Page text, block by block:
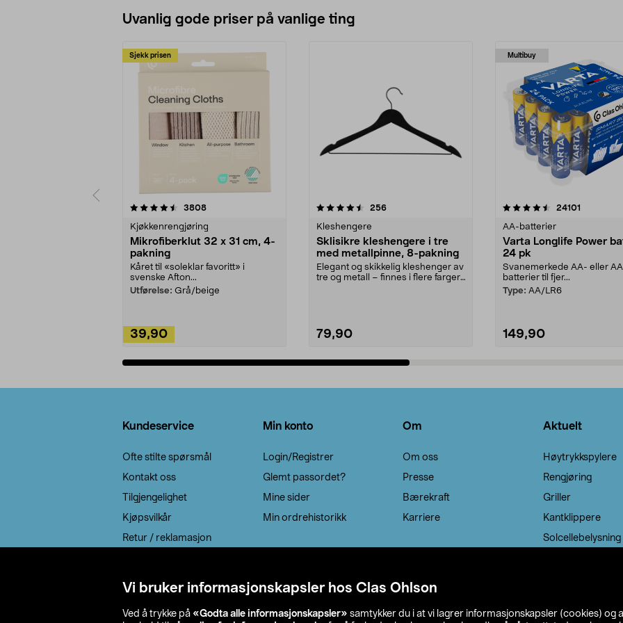
Vi bruker informasjonskapsler hos Clas Ohlson
Ved å trykke på «Godta alle informasjonskapsler» samtykker du i at vi lagrer informasjonskapsler (cookies) og
Uvanlig gode priser på vanlige ting
Sjekk prisen
3808anmeldelser
Kjøkkenrengjøring
Mikrofiberklut 32 x 31 cm, 4-
pakning
Kåret til «soleklar favoritt» i
svenske Afton...
Utførelse: Grå/beige
39,90
4.5av 5 stjerner 256anmeldelser
Kleshengere
Sklisikre kleshengere i tre
med metallpinne, 8-pakning
Elegant og skikkelig kleshenger av
tre og metall – finnes i flere farger.
79,90
Multibuy
4.5av 5 stjerner 24101
AA-batterier
Varta Longlife Power
24 pk
Svanemerkede AA- eller
batterier til fjer...
Type: AA/LR6
149,90
4.5av 5 stjerner
Kundeservice
Ofte stilte spørsmål
Kontakt oss
Tilgjengelighet
Kjøpsvilkår
Retur / reklamasjon
Min konto
Login/Registrer
Glemt passordet?
Mine sider
Min ordrehistorikk
Om
Om oss
Presse
Bærekraft
Karriere
Aktuelt
Høytrykkspylere
Rengjøring
Griller
Kantklippere
Solcellebelysning